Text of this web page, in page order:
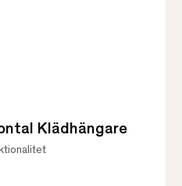
Klädhängare